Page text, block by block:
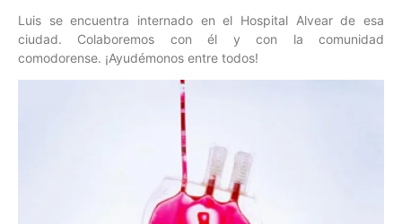
Luis se encuentra internado en el Hospital Alvear de esa
ciudad. Colaboremos con él y con la comunidad
comodorense. ¡Ayudémonos entre todos!